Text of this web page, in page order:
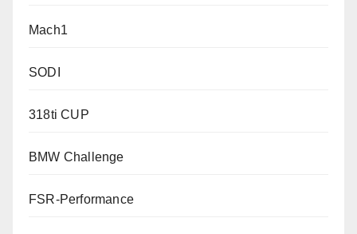
Mach1
SODI
318ti CUP
BMW Challenge
FSR-Performance